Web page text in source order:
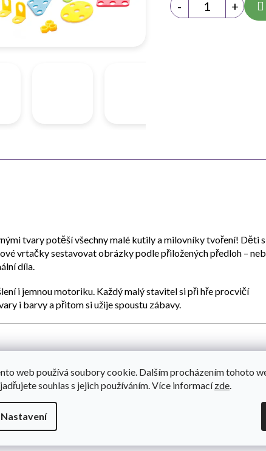
web používá soubory cookie. Dalším procházením tohoto
souhlas s jejich používáním. Více informacízde.
Nastavení
tvarypotěší všechny malé kutily a milovníky tvoření! Děti
vrtačkysestavovat obrázky podle přiložených předloh –
díla.
i jemnou motoriku . Každý malý stavitel si při hře procvičí
i barvy a přitom si užije spoustu zábavy.
balení)